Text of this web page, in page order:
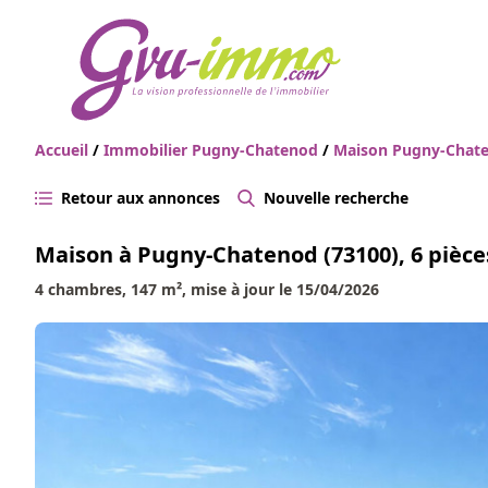
Accueil / Immobilier Pugny-Chatenod / Maison Pugny-
Retour aux annonces Nouvelle recherche
Maison à Pugny-Chatenod (73100), 6
4 chambres, 147 m², mise à jour le 15/04/2026